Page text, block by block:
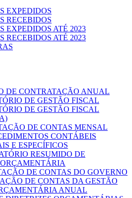
EXPEDIDOS
RECEBIDOS
EXPEDIDOS ATÉ 2023
RECEBIDOS ATÉ 2023
DE CONTRATAÇÃO ANUAL
DE GESTÃO FISCAL
DE GESTÃO FISCAL
DE CONTAS MENSAL
CONTÁBEIS
E ESPECÍFICOS
RESUMIDO DE
DE CONTAS DO GOVERNO
DE CONTAS DA GESTÃO
ANUAL